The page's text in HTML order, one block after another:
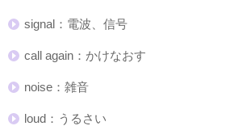
signal：電波、信号
call again：かけなおす
noise：雑音
loud：うるさい